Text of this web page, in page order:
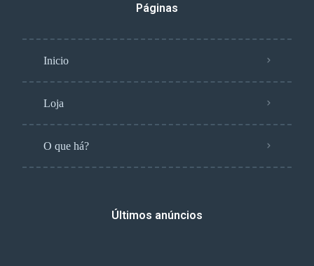
Páginas
Inicio
Loja
O que há?
Últimos anúncios